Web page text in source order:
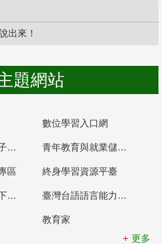
出來！
題網站
數位學習入口網
教育部統計處電子書櫃 青年教育與就業儲蓄帳戶
區 終身學習資源平臺
教育部高中等以下學校及幼兒園教師資格檢定考試 臺灣台語語言能力認證網站
教育家
更多